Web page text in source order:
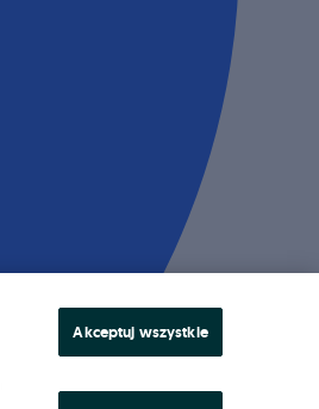
Akceptuj wszystkie